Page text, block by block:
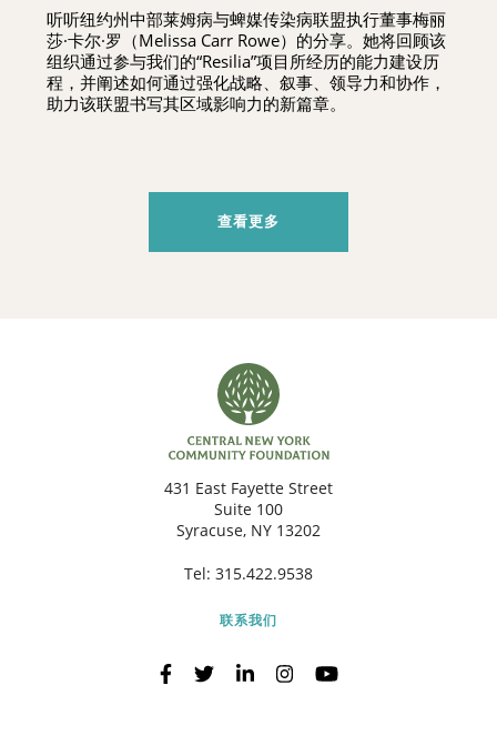
听听纽约州中部莱姆病与蜱媒传染病联盟执行董事梅丽
莎·卡尔·罗（Melissa Carr Rowe）的分享。她将回顾该
组织通过参与我们的“Resilia”项目所经历的能力建设历
程，并阐述如何通过强化战略、叙事、领导力和协作，
助力该联盟书写其区域影响力的新篇章。
查看更多
431 East Fayette Street
Suite 100
Syracuse, NY 13202
Tel: 315.422.9538
联系我们